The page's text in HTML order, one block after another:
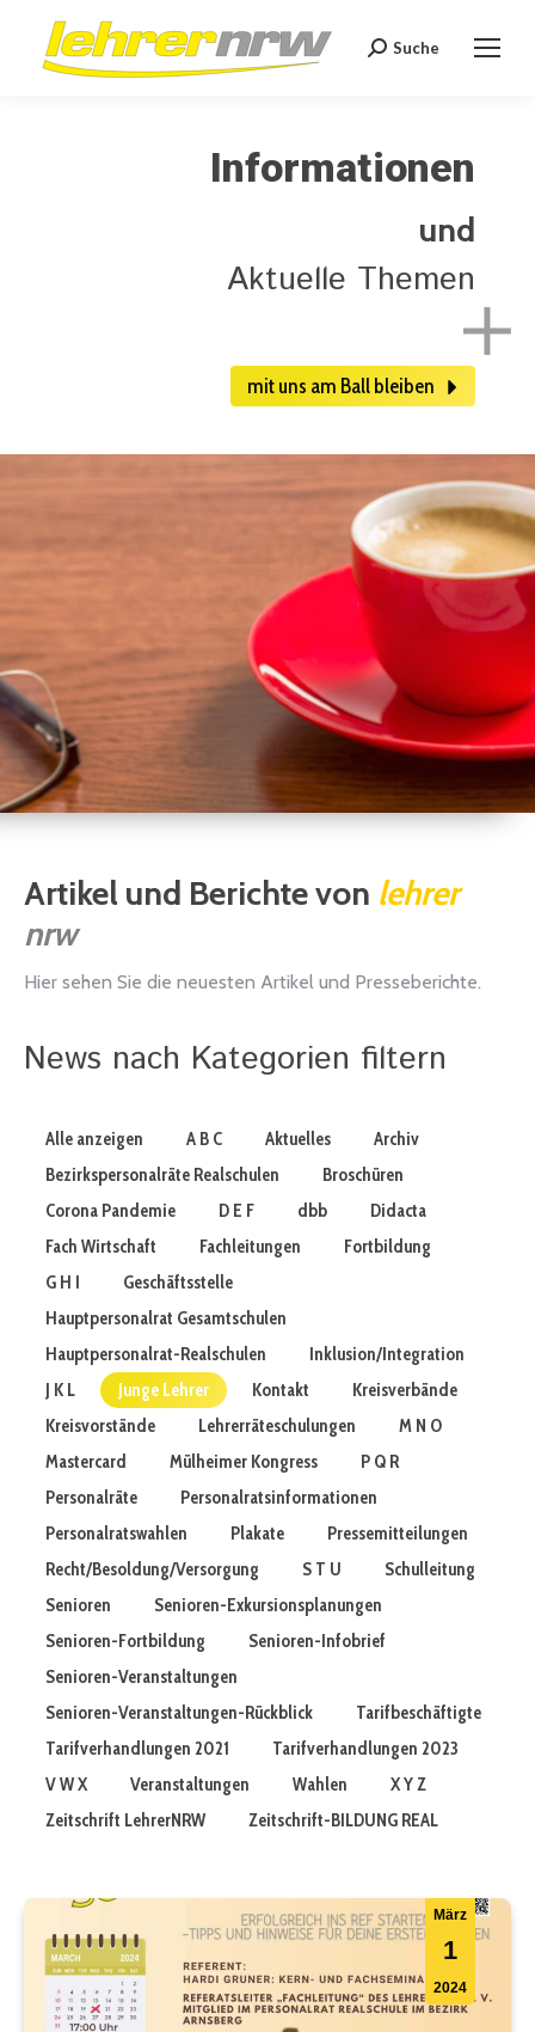
Search:
Suche
Informationen
und
Aktuelle Themen
mit uns am Ball bleiben
Artikel und Berichte von lehrer
nrw
Hier sehen Sie die neuesten Artikel und Presseberichte.
News nach Kategorien filtern
Alle anzeigen A B C Aktuelles
Archiv
Bezirkspersonalräte Realschulen
Broschüren
Corona Pandemie
D E F dbb
Didacta
Fach Wirtschaft
Fachleitungen
Fortbildung
G H I
Geschäftsstelle
Hauptpersonalrat Gesamtschulen
Hauptpersonalrat-Realschulen
Inklusion/Integration
J K L
Junge Lehrer Kontakt
Kreisverbände
Kreisvorstände
Lehrerräteschulungen
M N O
Mastercard
Mülheimer Kongress
P Q R
Personalräte
Personalratsinformationen
Personalratswahlen
Plakate
Pressemitteilungen
Recht/Besoldung/Versorgung
S T U
Schulleitung
Senioren
Senioren-Exkursionsplanungen
Senioren-Fortbildung
Senioren-Infobrief
Senioren-Veranstaltungen
Senioren-Veranstaltungen-Rückblick
Tarifbeschäftigte
Tarifverhandlungen 2021
Tarifverhandlungen 2023
V W X
Veranstaltungen Wahlen
X Y Z
Zeitschrift LehrerNRW
Zeitschrift-BILDUNG REAL
März
1
2024